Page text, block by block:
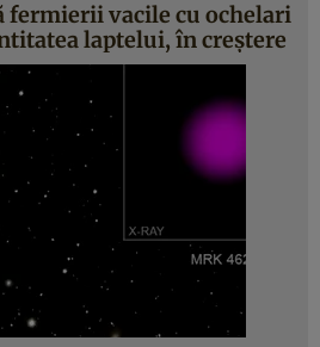
fermierii vacile cu ochelari
laptelui, în creștere